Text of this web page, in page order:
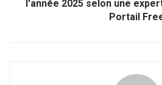
l'année 2025 selon une
Portail